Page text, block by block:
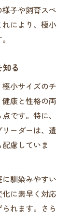
事管理術
日常ケア
作りのコ
い主の心得
子や飼育スペ
により、極小
る
小サイズのチ
康と性格の両
です。特に、
ーダーは、遺
慮していま
馴染みやすい
に素早く対応
れます。さら